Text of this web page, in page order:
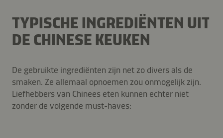
TYPISCHE INGREDIËNTEN UIT
DE CHINESE KEUKEN
De gebruikte ingrediënten zijn net zo divers als de
smaken. Ze allemaal opnoemen zou onmogelijk zijn.
Liefhebbers van Chinees eten kunnen echter niet
zonder de volgende must-haves: